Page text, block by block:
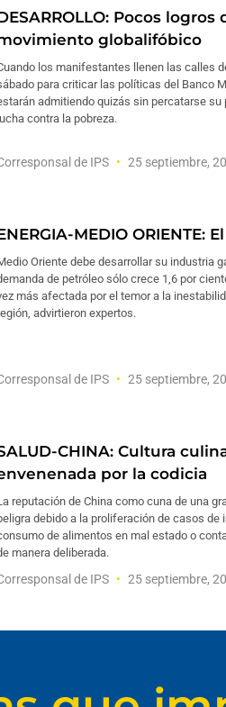
Pocos logros
globalifóbico
los manifestantes llenen las calles
para criticar las políticas del Banco
admitiendo quizás sin percatarse su
lucha contra la pobreza.
de IPS 25 septiembre,
MEDIO ORIENTE:
Oriente debe desarrollar su industria
de petróleo sólo crece 1,6 por
más afectada por el temor a la
advirtieron expertos.
de IPS 25 septiembre,
CHINA: Cultura
por la codicia
reputación de China como cuna de una
debido a la proliferación de casos de
de alimentos en mal estado o
manera deliberada.
de IPS 25 septiembre,